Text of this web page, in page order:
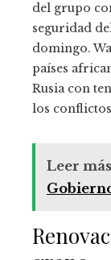
del grupo
seguridad
domingo.
países
Rusia con
los
Leer más